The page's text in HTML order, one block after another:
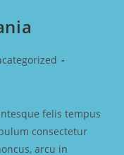
felis tempus
consectetur
arcu in